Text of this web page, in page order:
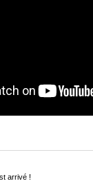
arrivé !